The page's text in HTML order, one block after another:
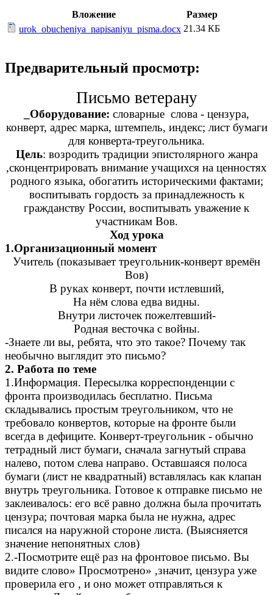
Вложение
Размер
urok_obucheniya_napisaniyu_pisma.docx 21.34 КБ
Предварительный просмотр:
Письмо ветерану
_Оборудование: словарные слова - цензура,
конверт, адрес марка, штемпель, индекс; лист бумаги
для конверта-треугольника.
Цель: возродить традиции эпистолярного жанра
,сконцентрировать внимание учащихся на ценностях
родного языка, обогатить историческими фактами;
воспитывать гордость за принадлежность к
гражданству России, воспитывать уважение к
участникам Вов.
Ход урока
1.Организационный момент
Учитель (показывает треугольник-конверт времён
Вов)
В руках конверт, почти истлевший,
На нём слова едва видны.
Внутри листочек пожелтевший-
Родная весточка с войны.
-Знаете ли вы, ребята, что это такое? Почему так
необычно выглядит это письмо?
2. Работа по теме
1.Информация. Пересылка корреспонденции с
фронта производилась бесплатно. Письма
складывались простым треугольником, что не
требовало конвертов, которые на фронте были
всегда в дефиците. Конверт-треугольник - обычно
тетрадный лист бумаги, сначала загнутый справа
налево, потом слева направо. Оставшаяся полоса
бумаги (лист не квадратный) вставлялась как клапан
внутрь треугольника. Готовое к отправке письмо не
заклеивалось: его всё равно должна была прочитать
цензура; почтовая марка была не нужна, адрес
писался на наружной стороне листа. (Выясняется
значение непонятных слов)
2.-Посмотрите ещё раз на фронтовое письмо. Вы
видите слово» Просмотрено» ,значит, цензура уже
проверила его , и оно может отправляться к